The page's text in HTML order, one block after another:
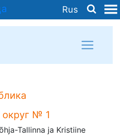
Rus
№ 1
Tallinna ja Kristiine